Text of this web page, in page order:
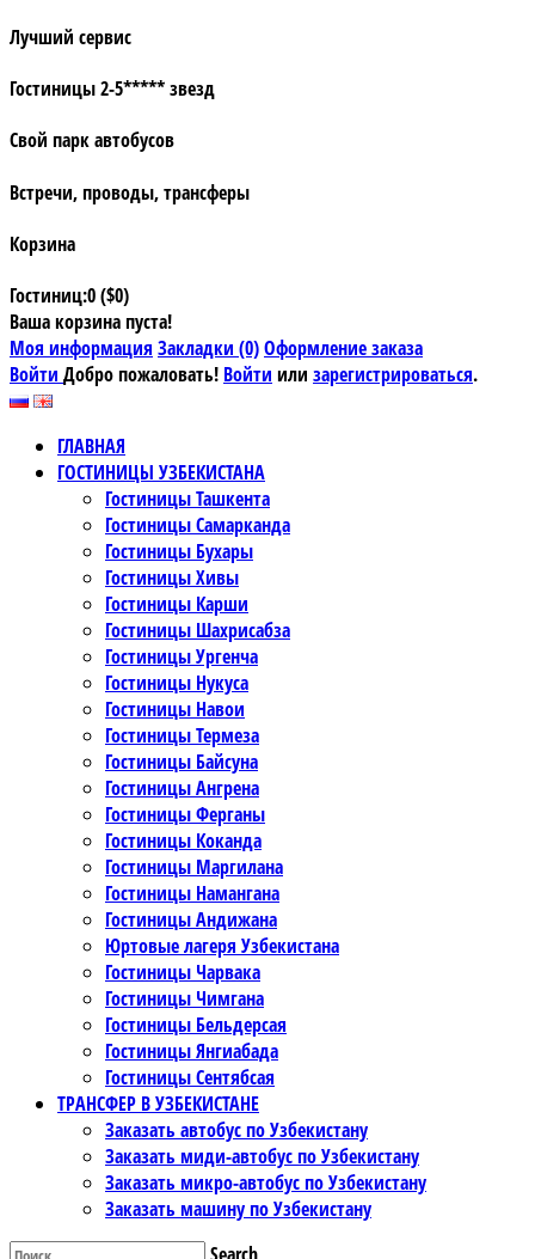
Лучший сервис
Гостиницы 2-5***** звезд
Свой парк автобусов
Встречи, проводы, трансферы
Корзина
Гостиниц:0 ($0)
Ваша корзина пуста!
Моя информация Закладки (0)Оформление заказа
Войти Добро пожаловать! Войти или зарегистрироваться.
ГЛАВНАЯ
ГОСТИНИЦЫ УЗБЕКИСТАНА
Гостиницы Ташкента
Гостиницы Самарканда
Гостиницы Бухары
Гостиницы Хивы
Гостиницы Карши
Гостиницы Шахрисабза
Гостиницы Ургенча
Гостиницы Нукуса
Гостиницы Навои
Гостиницы Термеза
Гостиницы Байсуна
Гостиницы Ангрена
Гостиницы Ферганы
Гостиницы Коканда
Гостиницы Маргилана
Гостиницы Намангана
Гостиницы Андижана
Юртовые лагеря Узбекистана
Гостиницы Чарвака
Гостиницы Чимгана
Гостиницы Бельдерсая
Гостиницы Янгиабада
Гостиницы Сентябсая
ТРАНСФЕР В УЗБЕКИСТАНЕ
Заказать автобус по Узбекистану
Заказать миди-автобус по Узбекистану
Заказать микро-автобус по Узбекистану
Заказать машину по Узбекистану